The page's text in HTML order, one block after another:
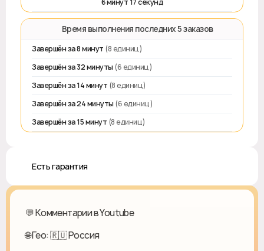
6 минут 17 секунд
⏱️ Время выполнения последних 5 заказов
Завершён за 8 минут (8 единиц)
Завершён за 32 минуты (6 единиц)
Завершён за 14 минут (8 единиц)
Завершён за 24 минуты (6 единиц)
Завершён за 15 минут (8 единиц)
♻️ Есть гарантия
💬 Комментарии в Youtube
🌐 Гео: 🇷🇺 Россия